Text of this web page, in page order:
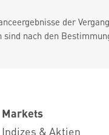
der
nach den
Markets
Indizes & Aktien